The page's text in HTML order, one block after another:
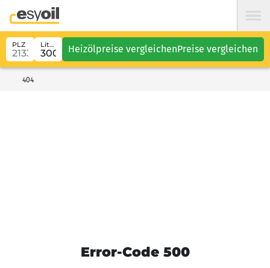
PLZ Liter Heizölpreise vergleichenPreise vergleichen
404
Error-Code 500